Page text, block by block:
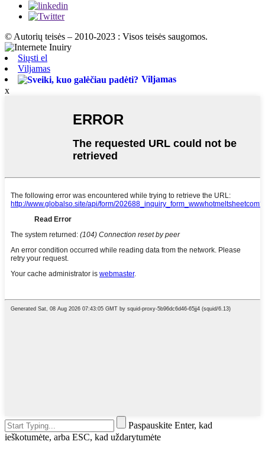
© Autorių teisės – 2010-2023 : Visos teisės saugomos.
Siųsti el
Viljamas
Viljamas
x
Paspauskite Enter, kad
ieškotumėte, arba ESC, kad uždarytumėte